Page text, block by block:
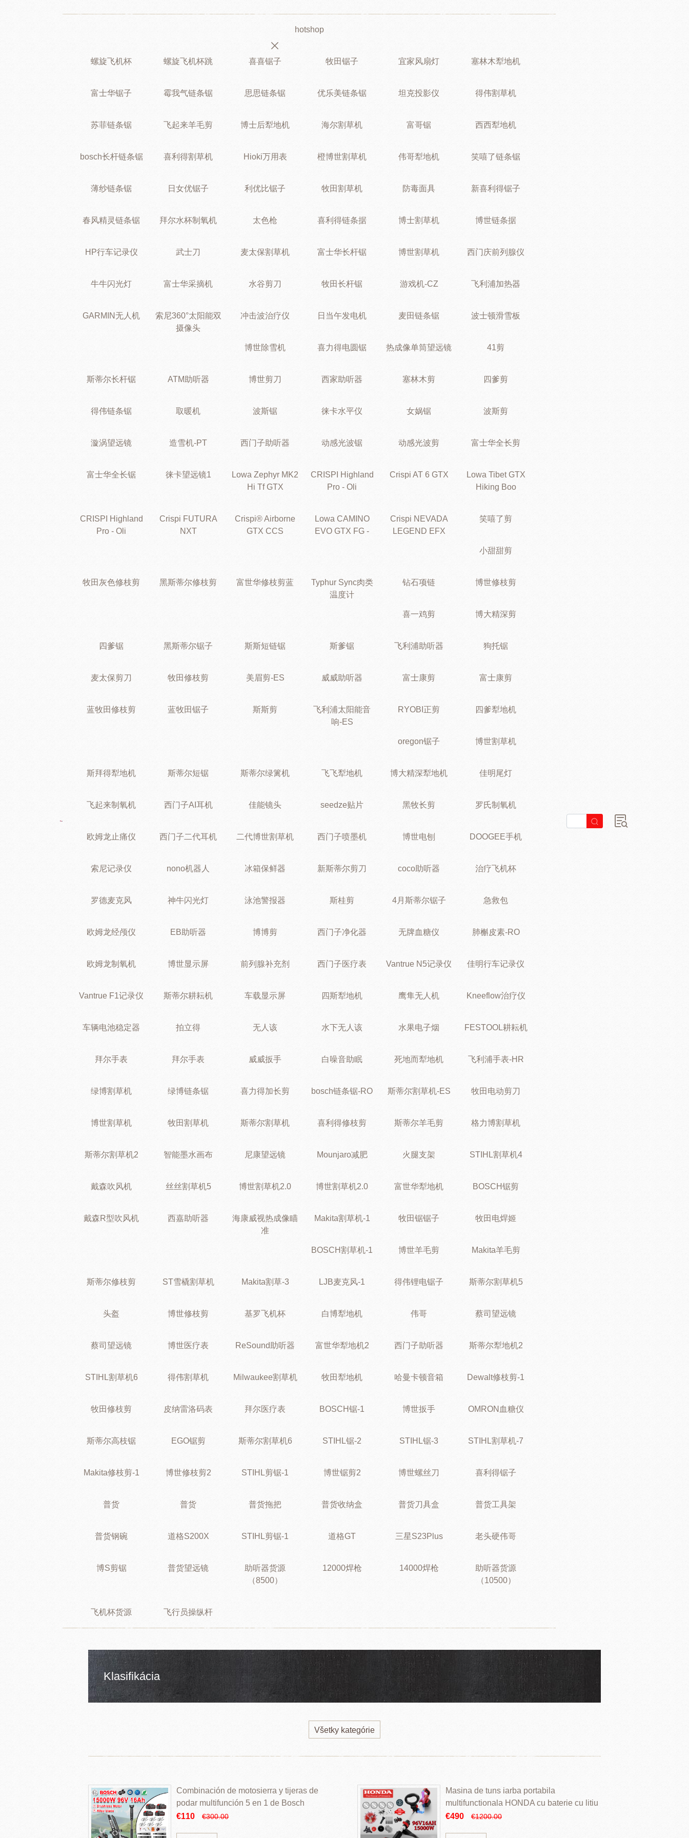
hotshop
螺旋飞机杯 螺旋飞机杯跳 喜喜锯子 牧田锯子 宜家风扇灯 塞林木犁地机
富士华锯子 霉我气链条锯 思思链条锯 优乐美链条锯 坦克投影仪 得伟割草机
苏菲链条锯 飞起来羊毛剪 博士后犁地机 海尔割草机 富哥锯 西西犁地机
bosch长杆链条锯 喜利得割草机 Hioki万用表 橙博世割草机 伟哥犁地机 笑嘻了链条锯
薄纱链条锯 日女优锯子 利优比锯子 牧田割草机 防毒面具 新喜利得锯子
春风精灵链条锯 拜尔水杯制氧机 太色枪 喜利得链条据 博士割草机 博世链条据
HP行车记录仪 武士刀 麦太保割草机 富士华长杆锯 博世割草机 西门庆前列腺仪
牛牛闪光灯 富士华采摘机 水谷剪刀 牧田长杆锯 游戏机-CZ 飞利浦加热器
GARMIN无人机
索尼360°太阳能双
摄像头
冲击波治疗仪 日当午发电机 麦田链条锯 波士顿滑雪板
博世除雪机 喜力得电圆锯 热成像单筒望远镜 41剪
斯蒂尔长杆锯 ATM助听器 博世剪刀 西家助听器 塞林木剪 四爹剪
得伟链条锯 取暖机 波斯锯 徕卡水平仪 女娲锯 波斯剪
漩涡望远镜 造雪机-PT 西门子助听器 动感光波锯 动感光波剪 富士华全长剪
富士华全长锯 徕卡望远镜1
Lowa Zephyr MK2
Hi Tf GTX
CRISPI Highland
Pro - Oli
Crispi AT 6 GTX
Lowa Tibet GTX
Hiking Boo
CRISPI Highland
Pro - Oli
Crispi FUTURA
NXT
Crispi® Airborne
GTX CCS
Lowa CAMINO
EVO GTX FG -
Crispi NEVADA
LEGEND EFX
笑嘻了剪
小甜甜剪
牧田灰色修枝剪 黑斯蒂尔修枝剪 富世华修枝剪蓝
Typhur Sync肉类
温度计
钻石项链 博世修枝剪
喜一鸡剪 博大精深剪
四爹锯 黑斯蒂尔锯子 斯斯短链锯 斯爹锯 飞利浦助听器 狗托锯
麦太保剪刀 牧田修枝剪 美眉剪-ES 威威助听器 富士康剪 富士康剪
蓝牧田修枝剪 蓝牧田锯子 斯斯剪
飞利浦太阳能音
响-ES
RYOBI正剪 四爹犁地机
oregon锯子 博世割草机
斯拜得犁地机 斯蒂尔短锯 斯蒂尔绿篱机 飞飞犁地机 博大精深犁地机 佳明尾灯
飞起来制氧机 西门子AI耳机 佳能镜头 seedze贴片 黑牧长剪 罗氏制氧机
欧姆龙止痛仪 西门子二代耳机 二代博世割草机 西门子喷墨机 博世电刨 DOOGEE手机
索尼记录仪 nono机器人 冰箱保鲜器 新斯蒂尔剪刀 coco助听器 治疗飞机杯
罗德麦克风 神牛闪光灯 泳池警报器 斯桂剪 4月斯蒂尔锯子 急救包
欧姆龙经颅仪 EB助听器 博博剪 西门子净化器 无牌血糖仪 肺槲皮素-RO
欧姆龙制氧机 博世显示屏 前列腺补充剂 西门子医疗表 Vantrue N5记录仪 佳明行车记录仪
Vantrue F1记录仪 斯蒂尔耕耘机 车载显示屏 四斯犁地机 鹰隼无人机 Kneeflow治疗仪
车辆电池稳定器 拍立得 无人该 水下无人该 水果电子烟 FESTOOL耕耘机
拜尔手表 拜尔手表 威威扳手 白噪音助眠 死地而犁地机 飞利浦手表-HR
绿博割草机 绿博链条锯 喜力得加长剪 bosch链条锯-RO 斯蒂尔割草机-ES 牧田电动剪刀
博世割草机 牧田割草机 斯蒂尔割草机 喜利得修枝剪 斯蒂尔羊毛剪 格力博割草机
斯蒂尔割草机2 智能墨水画布 尼康望远镜 Mounjaro减肥 火腿支架 STIHL割草机4
戴森吹风机 丝丝割草机5 博世割草机2.0 博世割草机2.0 富世华犁地机 BOSCH锯剪
戴森R型吹风机 西嘉助听器
海康威视热成像瞄
准
Makita割草机-1 牧田锯锯子 牧田电焊姬
BOSCH割草机-1 博世羊毛剪 Makita羊毛剪
斯蒂尔修枝剪 ST雪橇割草机 Makita割草-3 LJB麦克风-1 得伟锂电锯子 斯蒂尔割草机5
头盔 博世修枝剪 基罗飞机杯 白博犁地机 伟哥 蔡司望远镜
蔡司望远镜 博世医疗表 ReSound助听器 富世华犁地机2 西门子助听器 斯蒂尔犁地机2
STIHL割草机6 得伟割草机 Milwaukee割草机 牧田犁地机 哈曼卡顿音箱 Dewalt修枝剪-1
牧田修枝剪 皮纳雷洛码表 拜尔医疗表 BOSCH锯-1 博世扳手 OMRON血糖仪
斯蒂尔高枝锯 EGO锯剪 斯蒂尔割草机6 STIHL锯-2 STIHL锯-3 STIHL割草机-7
Makita修枝剪-1 博世修枝剪2 STIHL剪锯-1 博世锯剪2 博世螺丝刀 喜利得锯子
普货 普货 普货拖把 普货收纳盒 普货刀具盒 普货工具架
普货钢碗 道格S200X STIHL剪锯-1 道格GT 三星S23Plus 老头硬伟哥
博S剪锯 普货望远镜
助听器货源
（8500）
12000焊枪 14000焊枪
助听器货源
（10500）
飞机杯货源 飞行员操纵杆
Klasifikácia
Všetky kategórie
Combinación de motosierra y tijeras de
podar multifunción 5 en 1 de Bosch
€110
€300.00
Masina de tuns iarba portabila
multifunctionala HONDA cu baterie cu litiu
€490
€1200.00